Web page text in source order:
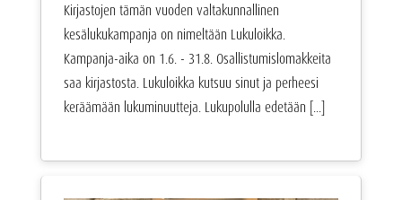
Kirjastojen tämän vuoden valtakunnallinen
kesälukukampanja on nimeltään Lukuloikka.
Kampanja-aika on 1.6. - 31.8. Osallistumislomakkeita
saa kirjastosta. Lukuloikka kutsuu sinut ja perheesi
keräämään lukuminuutteja. Lukupolulla edetään [...]